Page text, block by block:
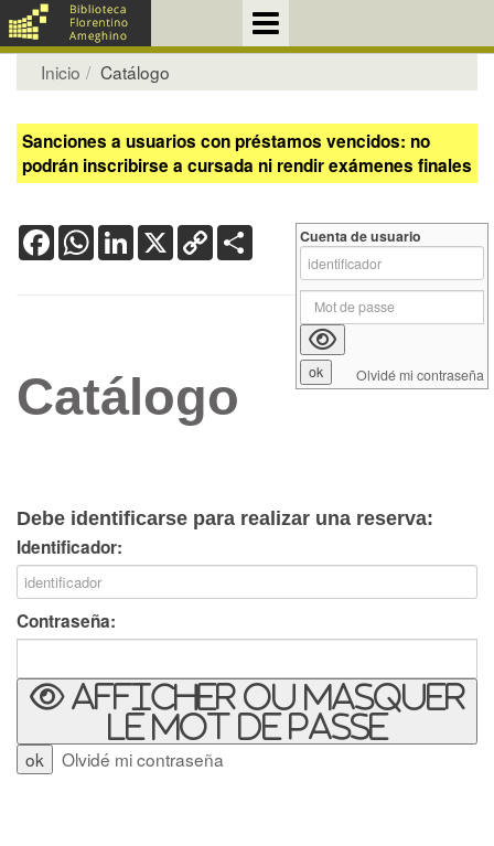
Inicio Catálogo
Sanciones a usuarios con préstamos vencidos: no
podrán inscribirse a cursada ni rendir exámenes finales
FacebookWhatsApp
LinkedIn
X Copy
Link
Catálogo
Debe identificarse para realizar una reserva:
Identificador:
Contraseña:
Afficher ou masquer
le mot de passe
Olvidé mi contraseña
Cuenta de usuario
Olvidé mi contraseña